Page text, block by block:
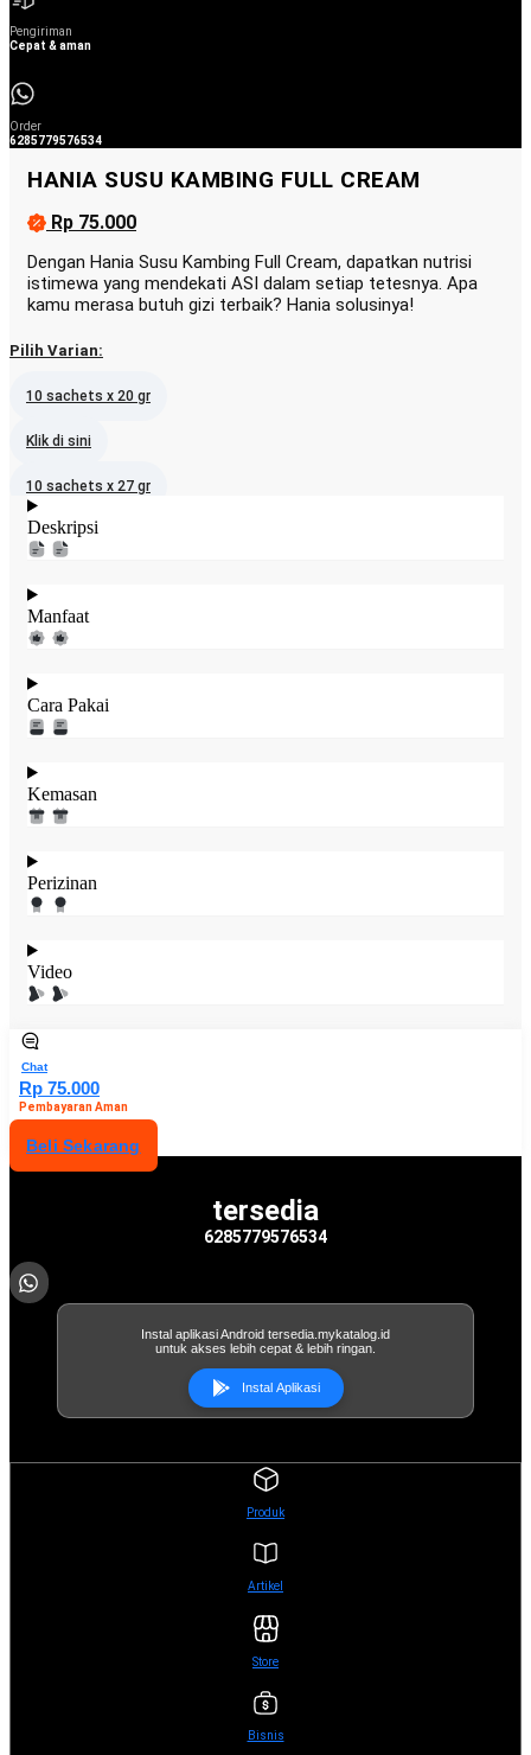
Pengiriman
Cepat & aman
Order
6285779576534
HANIA SUSU KAMBING FULL CREAM
Rp 75.000
Dengan Hania Susu Kambing Full Cream, dapatkan nutrisi
istimewa yang mendekati ASI dalam setiap tetesnya. Apa
kamu merasa butuh gizi terbaik? Hania solusinya!
Pilih Varian:
10 sachets x 20 gr
Klik di sini
10 sachets x 27 gr
Deskripsi
Manfaat
Cara Pakai
Kemasan
Perizinan
Video
Chat
Rp 75.000
Pembayaran Aman
Beli Sekarang
tersedia
6285779576534
Instal aplikasi Android tersedia.mykatalog.id
untuk akses lebih cepat & lebih ringan.
Instal Aplikasi
Produk
Artikel
Store
Bisnis